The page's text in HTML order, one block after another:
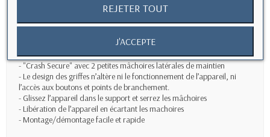
- Convient aux coques étanches CaseProof et aux appareils type
smartphones et lecteurs
d'une largeur de 46 mm à 76 mm
- "Crash Secure" avec 2 petites mâchoires latérales de maintien
- Le design des griffes n’altère ni le fonctionnement de l’appareil, ni
l’accès aux boutons et points de branchement.
- Glissez l’appareil dans le support et serrez les mâchoires
- Libération de l’appareil en écartant les machoires
- Montage/démontage facile et rapide
REJETER TOUT
J'ACCEPTE